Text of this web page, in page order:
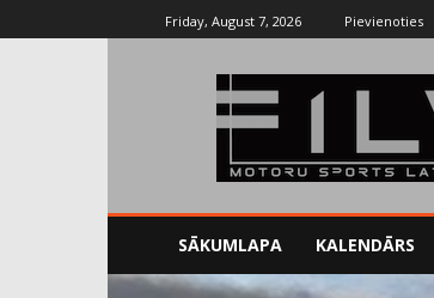
Friday, August 7, 2026 Pievienoties
SĀKUMLAPA KALENDĀRS